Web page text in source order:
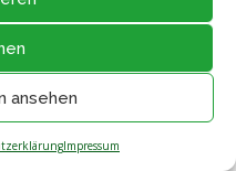
ansehen
Impressum